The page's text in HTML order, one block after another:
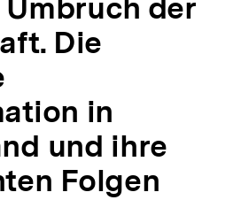
der
Die
in
und ihre
Folgen